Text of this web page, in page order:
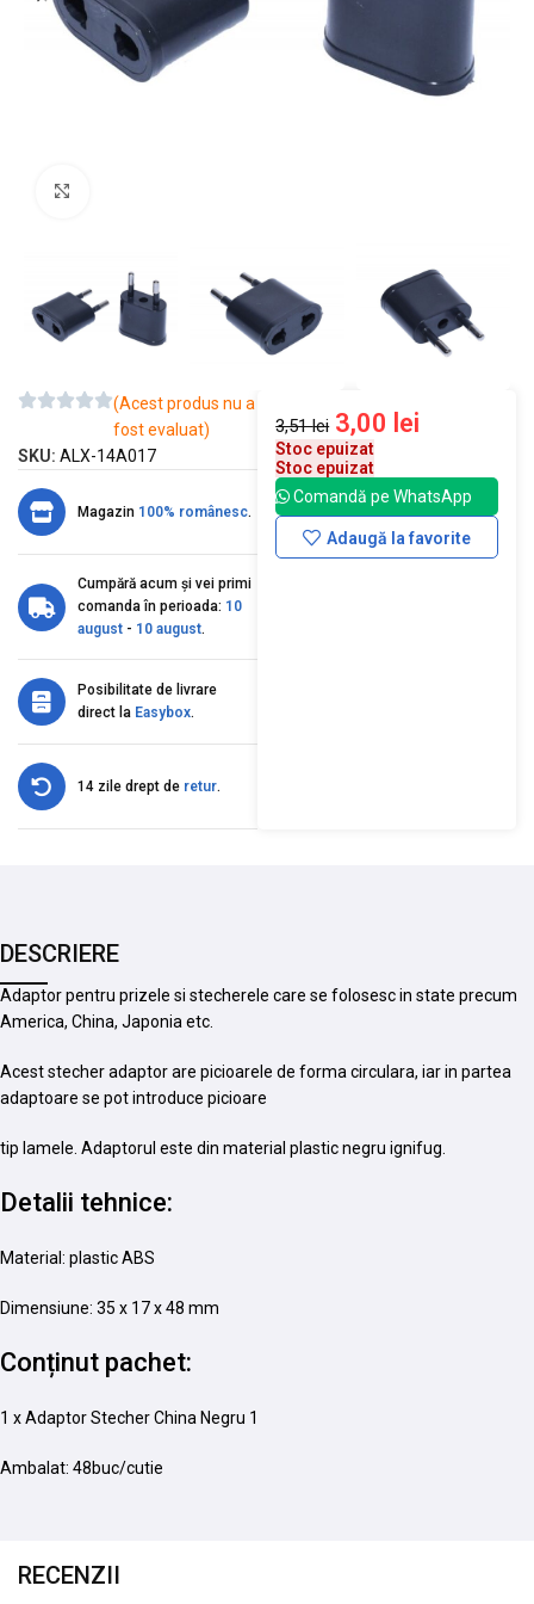
(Acest produs nu a
fost evaluat)
SKU: ALX-14A017
Magazin 100% românesc.
Cumpără acum și vei primi
comanda în perioada: 10
august - 10 august.
Posibilitate de livrare
direct la Easybox.
14 zile drept de retur.
3,51lei 3,00 lei
Stoc epuizat
Stoc epuizat
Comandă pe WhatsApp
Adaugă la favorite
DESCRIERE
Adaptor pentru prizele si stecherele care se folosesc in state precum
America, China, Japonia etc.
Acest stecher adaptor are picioarele de forma circulara, iar in partea
adaptoare se pot introduce picioare
tip lamele. Adaptorul este din material plastic negru ignifug.
Detalii tehnice:
Material: plastic ABS
Dimensiune: 35 x 17 x 48 mm
Conținut pachet:
1 x Adaptor Stecher China Negru 1
Ambalat: 48buc/cutie
RECENZII